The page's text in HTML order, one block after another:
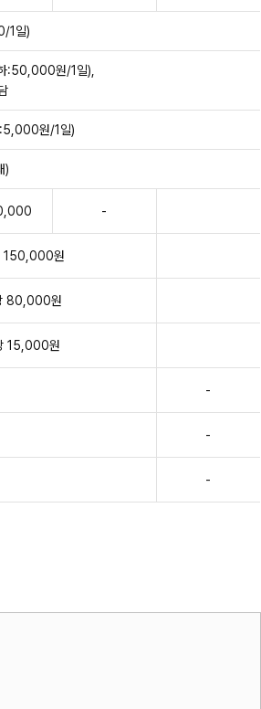
1일)
:50,000원/1일),
원/1일)
)
-
150,000원
80,000원
15,000원
-
-
-